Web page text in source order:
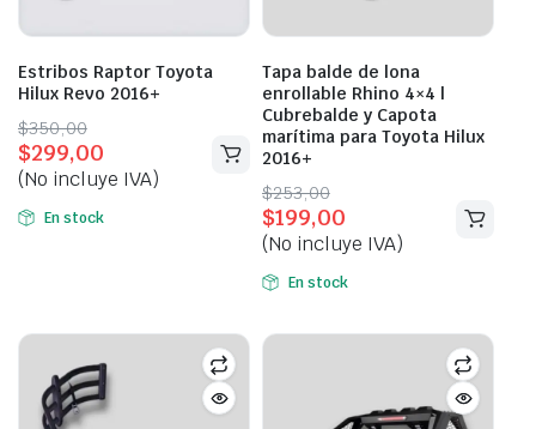
Estribos Raptor Toyota
Hilux Revo 2016+
$350,00
Original
price
was:
$350,00.
$299,00
Current
price
is:
$299,00.
(No incluye IVA)
En stock
Tapa balde de lona
enrollable Rhino 4×4 |
Cubrebalde y Capota
marítima para Toyota Hilux
2016+
$253,00
Original
price
was:
$253,00.
$199,00
Current
price
is:
$199,00.
(No incluye IVA)
En stock